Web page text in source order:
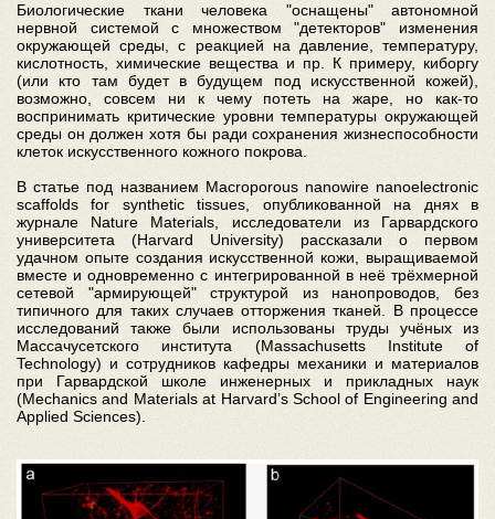
Биологические ткани человека "оснащены" автономной
нервной системой с множеством "детекторов" изменения
окружающей среды, с реакцией на давление, температуру,
кислотность, химические вещества и пр. К примеру, киборгу
(или кто там будет в будущем под искусственной кожей),
возможно, совсем ни к чему потеть на жаре, но как-то
воспринимать критические уровни температуры окружающей
среды он должен хотя бы ради сохранения жизнеспособности
клеток искусственного кожного покрова.
В статье под названием Macroporous nanowire nanoelectronic
scaffolds for synthetic tissues, опубликованной на днях в
журнале Nature Materials, исследователи из Гарвардского
университета (Harvard University) рассказали о первом
удачном опыте создания искусственной кожи, выращиваемой
вместе и одновременно с интегрированной в неё трёхмерной
сетевой "армирующей" структурой из нанопроводов, без
типичного для таких случаев отторжения тканей. В процессе
исследований также были использованы труды учёных из
Массачусетского института (Massachusetts Institute of
Technology) и сотрудников кафедры механики и материалов
при Гарвардской школе инженерных и прикладных наук
(Mechanics and Materials at Harvard’s School of Engineering and
Applied Sciences).